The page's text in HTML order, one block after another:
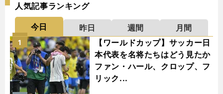
人気記事ランキング
今日 昨日 週間
月間
【ワールドカップ】サッカー日
本代表を名将たちはどう見たか
ファン・ハール、クロップ、フ
リック...
1